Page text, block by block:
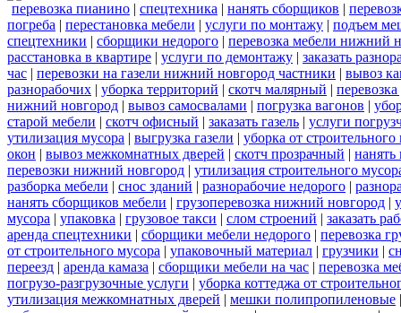
перевозка пианино | спецтехника | нанять сборщиков |
погреба | перестановка мебели | услуги по монтажу | подъем
спецтехники | сборщики недорого | перевозка мебели нижний
расстановка в квартире | услуги по демонтажу | заказать
час | перевозки на газели нижний новгород частники | вывоз
разнорабочих | уборка территорий | скотч малярный |
нижний новгород | вывоз самосвалами | погрузка вагонов |
старой мебели | скотч офисный | заказать газель | услуги
утилизация мусора | выгрузка газели | уборка от строительного
окон | вывоз межкомнатных дверей | скотч прозрачный | нанять
перевозки нижний новгород | утилизация строительного
разборка мебели | снос зданий | разнорабочие недорого |
нанять сборщиков мебели | грузоперевозка нижний новгород |
мусора | упаковка | грузовое такси | слом строений | заказать
аренда спецтехники | сборщики мебели недорого | перевозка
от строительного мусора | упаковочный материал | грузчики |
переезд | аренда камаза | сборщики мебели на час | перевозка
погрузо-разгрузочные услуги | уборка коттеджа от
утилизация межкомнатных дверей | мешки полипропиленовые